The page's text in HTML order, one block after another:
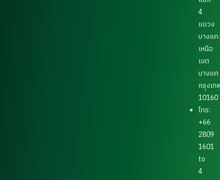
4
แขวง
บางแค
เหนือ
เขต
บางแค
กรุงเท
10160
โทร:
+66
2809
1601
to
4